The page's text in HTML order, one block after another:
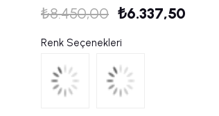
₺8.450,00 ₺6.337,50
Renk Seçenekleri